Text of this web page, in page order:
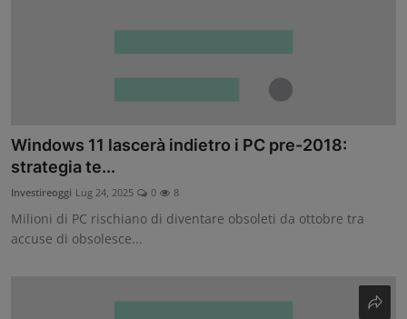
Windows 11 lascerà indietro i PC pre-2018:
strategia te...
Investireoggi Lug 24, 2025 0 8
Milioni di PC rischiano di diventare obsoleti da ottobre tra
accuse di obsolesce...